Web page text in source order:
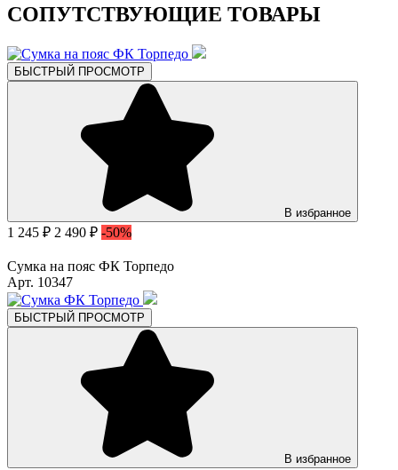
СОПУТСТВУЮЩИЕ ТОВАРЫ
БЫСТРЫЙ ПРОСМОТР
В избранное
1 245 ₽ 2 490 ₽ -50%
Сумка на пояс ФК Торпедо
Арт. 10347
БЫСТРЫЙ ПРОСМОТР
В избранное